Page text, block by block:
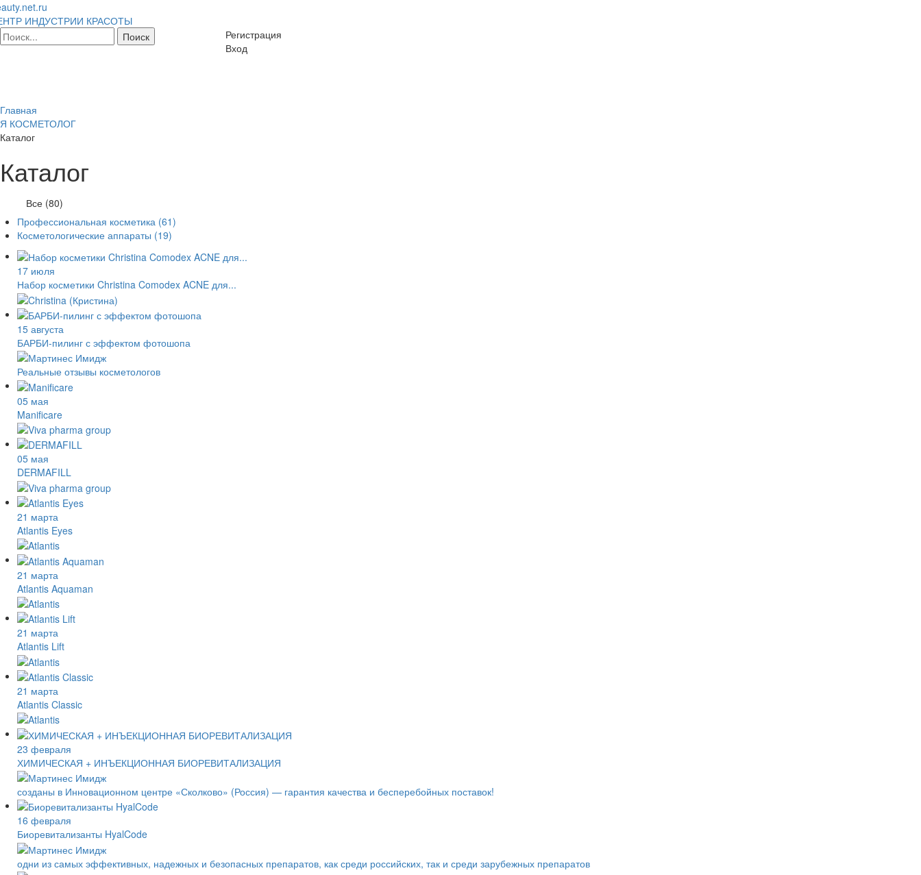
ИНДУСТРИИ КРАСОТЫ
Регистрация
Вход
Главная
Я КОСМЕТОЛОГ
Каталог
Каталог
Все (80)
Профессиональная косметика (61)
Косметологические аппараты (19)
17 июля
Набор косметики Christina Comodex ACNE для...
15 августа
БАРБИ-пилинг с эффектом фотошопа
Реальные отзывы косметологов
05 мая
Manificare
05 мая
DERMAFILL
21 марта
Atlantis Eyes
21 марта
Atlantis Aquaman
21 марта
Atlantis Lift
21 марта
Atlantis Classic
23 февраля
ХИМИЧЕСКАЯ + ИНЪЕКЦИОННАЯ БИОРЕВИТАЛИЗАЦИЯ
созданы в Инновационном центре «Сколково» (Россия) — гарантия качества и бесперебойных поставок!
16 февраля
Биоревитализанты HyalCode
одни из самых эффективных, надежных и безопасных препаратов, как среди российских, так и среди зарубежных препаратов